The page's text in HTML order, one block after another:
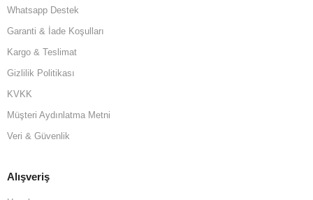
Whatsapp Destek
Garanti & İade Koşulları
Kargo & Teslimat
Gizlilik Politikası
KVKK
Müşteri Aydınlatma Metni
Veri & Güvenlik
Alışveriş